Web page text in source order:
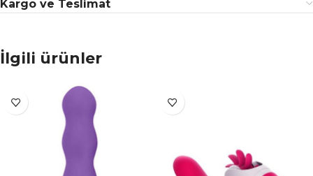
Kargo ve Teslimat
İlgili ürünler